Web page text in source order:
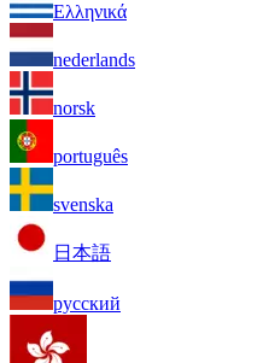
Ελληνικά
nederlands
norsk
português
svenska
日本語
русский